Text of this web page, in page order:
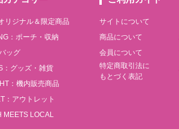
リジナル＆限定商品
：ポーチ・収納
ッグ
：グッズ・雑貨
：機内販売商品
：アウトレット
MEETS LOCAL
サイトについて
商品について
会員について
特定商取引法に
もとづく表記